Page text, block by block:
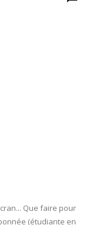
Que faire pour
(étudiante en